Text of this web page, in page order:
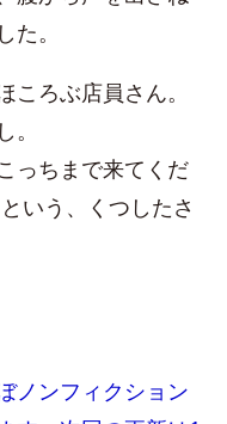
。
ころぶ店員さん。
っちまで来てくだ
いう、くつしたさ
ノンフィクション